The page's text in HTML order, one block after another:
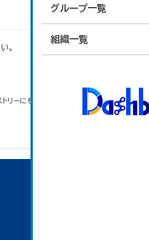
グループ一覧
組織一覧
。
リーにもアクセス可能です API (see